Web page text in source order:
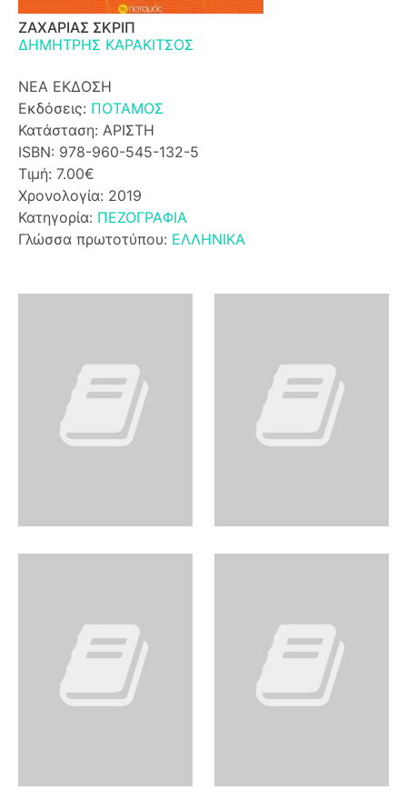
ΖΑΧΑΡΙΑΣ ΣΚΡΙΠ
ΔΗΜΗΤΡΗΣ ΚΑΡΑΚΙΤΣΟΣ
ΝΕΑ ΕΚΔΟΣΗ
Εκδόσεις: ΠΟΤΑΜΟΣ
Κατάσταση: ΑΡΙΣΤΗ
ISBN: 978-960-545-132-5
Τιμή: 7.00€
Χρονολογία: 2019
Κατηγορία: ΠΕΖΟΓΡΑΦΙΑ
Γλώσσα πρωτοτύπου: ΕΛΛΗΝΙΚΑ